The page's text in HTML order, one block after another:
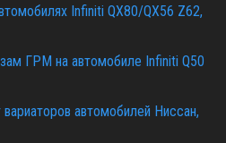
Infiniti QX80/QX56 Z62,
ГРМ на автомобиле Infiniti Q50
автомобилей Ниссан,